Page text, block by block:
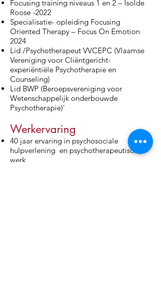
Focusing training niveaus 1 en 2 – Isolde
Roose -2022
Specialisatie- opleiding Focusing
Oriented Therapy – Focus On Emotion
2024
Lid /Psychotherapeut VVCEPC (Vlaamse
Vereniging voor Cliëntgericht-
experiëntiële Psychotherapie en
Counseling)
Lid BWP (Beroepsvereniging voor
Wetenschappelijk onderbouwde
Psychotherapie)'
Werkervaring
40 jaar ervaring in psychosociale
hulpverlening en psychotherapeutische
werk